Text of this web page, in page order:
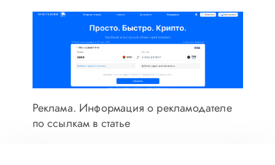
Реклама. Информация о рекламодателе
по ссылкам в статье